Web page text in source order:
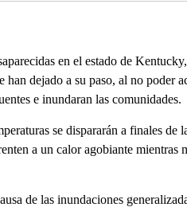
en el estado de
dejado a su paso, al no poder
e inundaran las comunidades.
se dispararán a finales de
a un calor agobiante mientras
de las inundaciones